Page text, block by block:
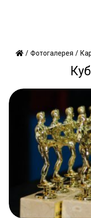
/ Фотогалерея /